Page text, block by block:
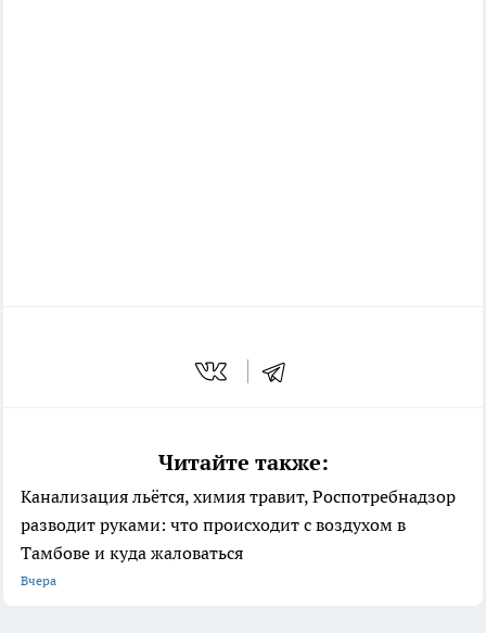
Читайте также:
Канализация льётся, химия травит, Роспотребнадзор
разводит руками: что происходит с воздухом в
Тамбове и куда жаловаться
Вчера